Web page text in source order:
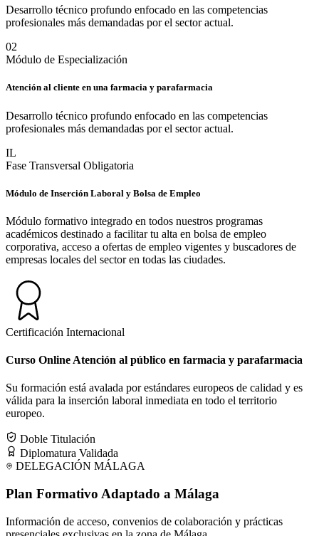
Desarrollo técnico profundo enfocado en las competencias
profesionales más demandadas por el sector actual.
02
Módulo de Especialización
Atención al cliente en una farmacia y parafarmacia
Desarrollo técnico profundo enfocado en las competencias
profesionales más demandadas por el sector actual.
IL
Fase Transversal Obligatoria
Módulo de Inserción Laboral y Bolsa de Empleo
Módulo formativo integrado en todos nuestros programas
académicos destinado a facilitar tu alta en bolsa de empleo
corporativa, acceso a ofertas de empleo vigentes y buscadores de
empresas locales del sector en todas las ciudades.
Certificación Internacional
Curso Online Atención al público en farmacia y parafarmacia
Su formación está avalada por estándares europeos de calidad y es
válida para la inserción laboral inmediata en todo el territorio
europeo.
Doble Titulación
Diplomatura Validada
DELEGACIÓN MÁLAGA
Plan Formativo Adaptado a Málaga
Información de acceso, convenios de colaboración y prácticas